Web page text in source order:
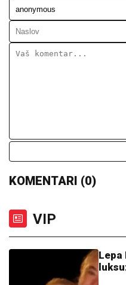
KOMENTARI (0)
VIP
Lepa